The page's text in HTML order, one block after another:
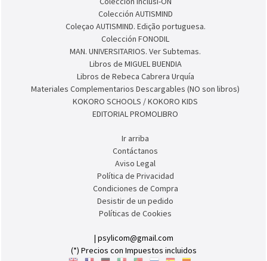
PSICOPEDAGOGÍA. Ver Subtemas.
BIBLIOTECA DE ASOCIACIONES.
Colección ESTIMULACIÓN COGNITIVA PARA ADULTOS
Colección AULA INCLUSIVA
Colección Inclusi-ON
Colección AUTISMIND
Coleçao AUTISMIND. Edição portuguesa.
Colección FONODIL
MAN. UNIVERSITARIOS. Ver Subtemas.
Libros de MIGUEL BUENDIA
Materiales Complementarios Descargables (NO son libros)
KOKORO SCHOOLS / KOKORO KIDS
EDITORIAL PROMOLIBRO
Ir arriba
Contáctanos
Aviso Legal
Condiciones de Compra
Desistir de un pedido